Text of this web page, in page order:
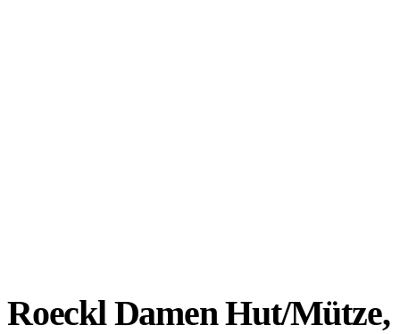
Roeckl Damen Hut/Mütze,